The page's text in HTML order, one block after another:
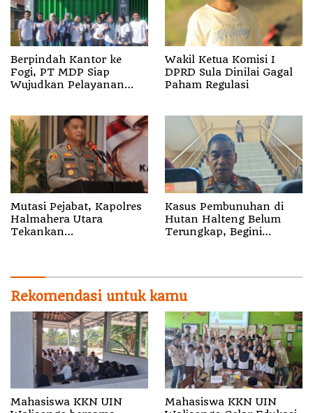
Berpindah Kantor ke
Fogi, PT MDP Siap
Wujudkan Pelayanan
Wakil Ketua Komisi I
DPRD Sula Dinilai Gagal
Paham Regulasi
Mutasi Pejabat, Kapolres
Halmahera Utara
Tekankan
Kasus Pembunuhan di
Hutan Halteng Belum
Terungkap, Begini
Rekomendasi untuk kamu
Mahasiswa KKN UIN
Mahasiswa KKN UIN